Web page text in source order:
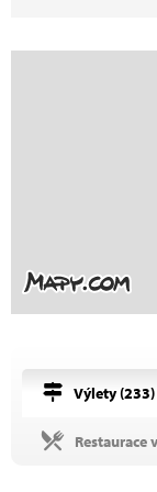
Výlety (233)
Restaurace